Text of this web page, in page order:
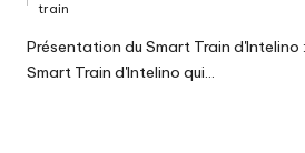
train
Présentation du Smart Train d'Intelino
Smart Train d'Intelino qui…